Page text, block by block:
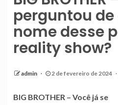
perguntou
nome desse
reality show?
admin 2 de fevereiro de 2024
BIG BROTHER – Você já se